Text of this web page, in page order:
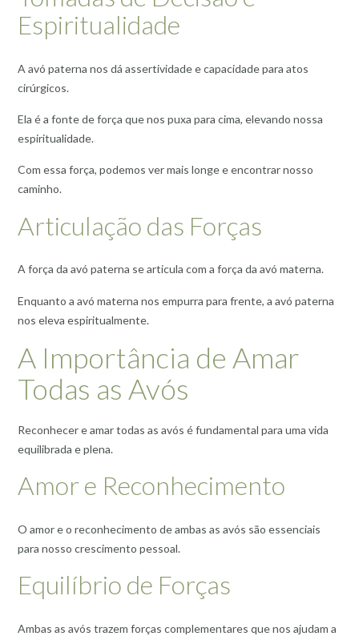
Espiritualidade
A avó paterna nos dá assertividade e capacidade para atos
cirúrgicos.
Ela é a fonte de força que nos puxa para cima, elevando nossa
espiritualidade.
Com essa força, podemos ver mais longe e encontrar nosso
caminho.
Articulação das Forças
A força da avó paterna se articula com a força da avó materna.
Enquanto a avó materna nos empurra para frente, a avó paterna
nos eleva espiritualmente.
A Importância de Amar
Todas as Avós
Reconhecer e amar todas as avós é fundamental para uma vida
equilibrada e plena.
Amor e Reconhecimento
O amor e o reconhecimento de ambas as avós são essenciais
para nosso crescimento pessoal.
Equilíbrio de Forças
Ambas as avós trazem forças complementares que nos ajudam a